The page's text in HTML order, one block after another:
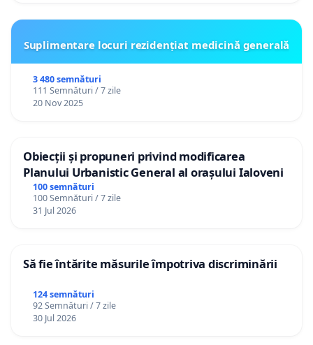
Suplimentare locuri rezidențiat medicină generală
3 480 semnături
111 Semnături / 7 zile
20 Nov 2025
Obiecții și propuneri privind modificarea
Planului Urbanistic General al orașului Ialoveni
100 semnături
100 Semnături / 7 zile
31 Jul 2026
Să fie întărite măsurile împotriva discriminării
124 semnături
92 Semnături / 7 zile
30 Jul 2026